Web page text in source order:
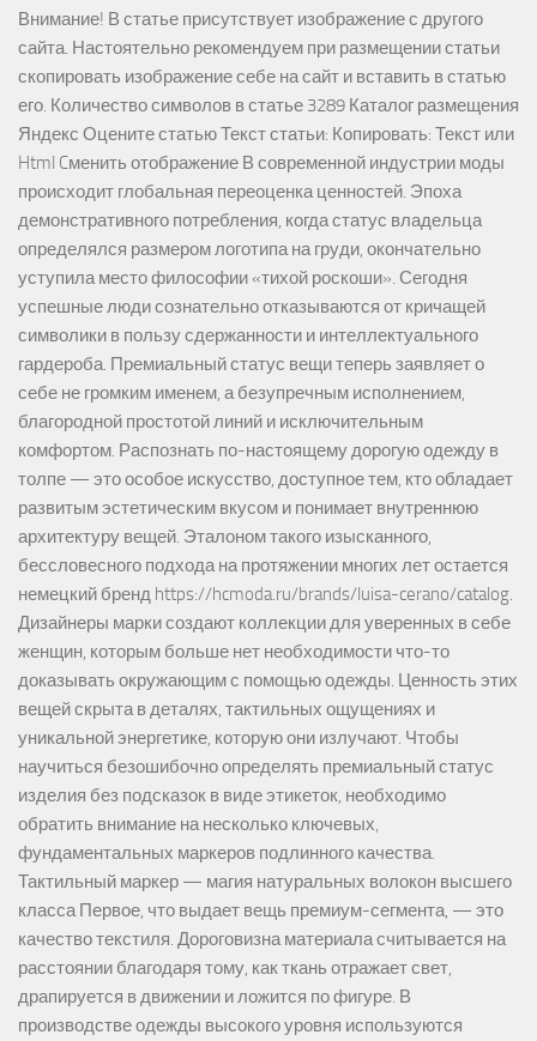
Внимание! В статье присутствует изображение с другого
сайта. Настоятельно рекомендуем при размещении статьи
скопировать изображение себе на сайт и вставить в статью
его. Количество символов в статье 3289 Каталог размещения
Яндекс Оцените статью Текст статьи: Копировать: Текст или
Html Cменить отображение В современной индустрии моды
происходит глобальная переоценка ценностей. Эпоха
демонстративного потребления, когда статус владельца
определялся размером логотипа на груди, окончательно
уступила место философии «тихой роскоши». Сегодня
успешные люди сознательно отказываются от кричащей
символики в пользу сдержанности и интеллектуального
гардероба. Премиальный статус вещи теперь заявляет о
себе не громким именем, а безупречным исполнением,
благородной простотой линий и исключительным
комфортом. Распознать по-настоящему дорогую одежду в
толпе — это особое искусство, доступное тем, кто обладает
развитым эстетическим вкусом и понимает внутреннюю
архитектуру вещей. Эталоном такого изысканного,
бессловесного подхода на протяжении многих лет остается
немецкий бренд https://hcmoda.ru/brands/luisa-cerano/catalog.
Дизайнеры марки создают коллекции для уверенных в себе
женщин, которым больше нет необходимости что-то
доказывать окружающим с помощью одежды. Ценность этих
вещей скрыта в деталях, тактильных ощущениях и
уникальной энергетике, которую они излучают. Чтобы
научиться безошибочно определять премиальный статус
изделия без подсказок в виде этикеток, необходимо
обратить внимание на несколько ключевых,
фундаментальных маркеров подлинного качества.
Тактильный маркер — магия натуральных волокон высшего
класса Первое, что выдает вещь премиум-сегмента, — это
качество текстиля. Дороговизна материала считывается на
расстоянии благодаря тому, как ткань отражает свет,
драпируется в движении и ложится по фигуре. В
производстве одежды высокого уровня используются